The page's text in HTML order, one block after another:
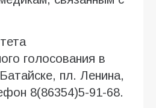
голосования в
пл. Ленина,
8(86354)5-91-68.